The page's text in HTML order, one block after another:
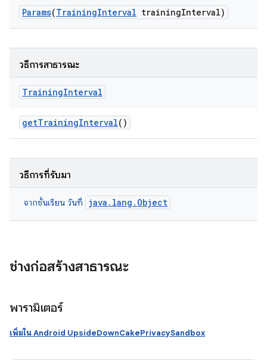
Params(TrainingInterval trainingInterval)
วิธีการสาธารณะ
TrainingInterval
getTrainingInterval()
วิธีการที่รับมา
จากชั้นเรียน วันที่ java.lang.Object
ช่างก่อสร้างสาธารณะ
พารามิเตอร์
เพิ่มใน Android UpsideDownCakePrivacySandbox